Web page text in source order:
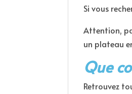
Si vous
Attention,
un plateau
Que
Retrouvez